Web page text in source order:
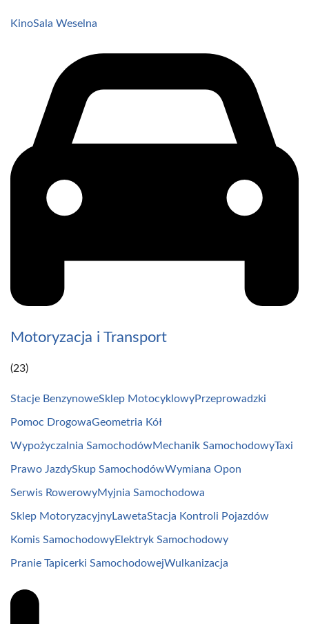
KinoSala Weselna
Motoryzacja i Transport
(23)
Stacje BenzynoweSklep MotocyklowyPrzeprowadzki
Pomoc DrogowaGeometria Kół
Wypożyczalnia SamochodówMechanik SamochodowyTaxi
Prawo JazdySkup SamochodówWymiana Opon
Serwis RowerowyMyjnia Samochodowa
Sklep MotoryzacyjnyLawetaStacja Kontroli Pojazdów
Komis SamochodowyElektryk Samochodowy
Pranie Tapicerki SamochodowejWulkanizacja